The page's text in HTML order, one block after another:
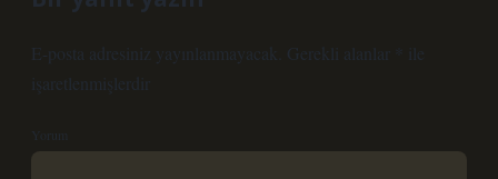
E-posta adresiniz yayınlanmayacak. Gerekli alanlar
ile
işaretlenmişlerdir
Yorum